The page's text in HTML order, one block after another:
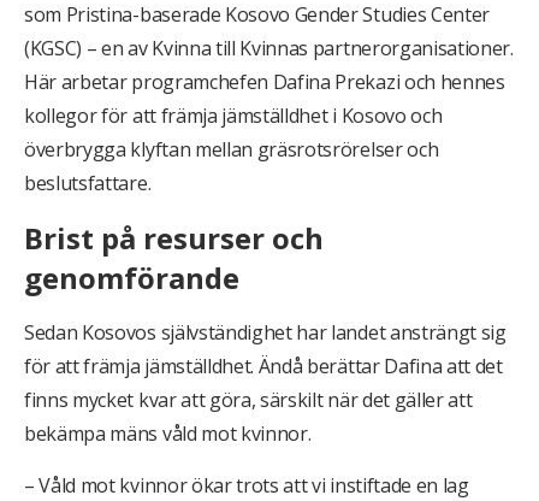
som Pristina-baserade Kosovo Gender Studies Center
(KGSC) – en av Kvinna till Kvinnas partnerorganisationer.
Här arbetar programchefen Dafina Prekazi och hennes
kollegor för att främja jämställdhet i Kosovo och
överbrygga klyftan mellan gräsrotsrörelser och
beslutsfattare.
Brist på resurser och
genomförande
Sedan Kosovos självständighet har landet ansträngt sig
för att främja jämställdhet. Ändå berättar Dafina att det
finns mycket kvar att göra, särskilt när det gäller att
bekämpa mäns våld mot kvinnor.
– Våld mot kvinnor ökar trots att vi instiftade en lag